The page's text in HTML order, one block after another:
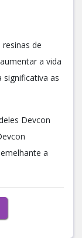
de
a vida
as
Devcon
a